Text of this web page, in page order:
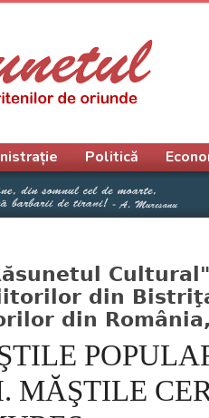
din
din
MĂŞTILE
Politică